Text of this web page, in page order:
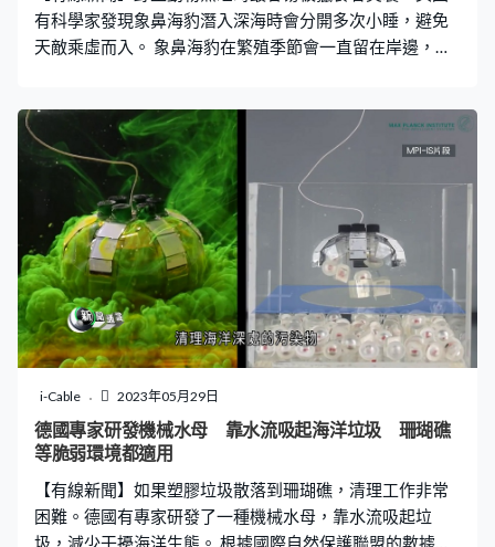
有科學家發現象鼻海豹潛入深海時會分開多次小睡，避免
天敵乘虛而入。 象鼻海豹在繁殖季節會一直留在岸邊，基
全不需要上岸。 問題是象鼻海豹有別於鯨魚及海豚，牠們
不懂一半大腦休息，另一半清醒，但又要避開鯊魚這類獵
食者，那麼象鼻海豹如何睡覺呢？加州大學的研究人員透
過記錄象鼻海豹的大腦活動，揭示牠們獨特的睡眠習慣。
研究員為13隻幼年雌性象鼻海豹戴上裝有感應設備的帽，
監測牠們在深海時的腦電波活動，結果發現海豹每次深潛
時會屏住呼吸短暫小睡約10分鐘，當牠們過渡至快速眼動
睡眠 ，因為肌肉暫時癱瘓，身體會開始螺旋式下降，但下
沉到海洋深處反而有助避開獵食者，直到體內的氧氣即將
耗盡時，象鼻海豹就會開始清醒，浮出水面呼吸。 在海中
的日子，象鼻海豹平均每天只睡兩個小時，和陸地上每天
睡10小時形成強烈對比，研究已刊登於《科學》期刊。
i-Cable 2023年05月29日
德國專家研發機械水母 靠水流吸起海洋垃圾 珊瑚礁
等脆弱環境都適用
【有線新聞】如果塑膠垃圾散落到珊瑚礁，清理工作非常
困難。德國有專家研發了一種機械水母，靠水流吸起垃
圾，減少干擾海洋生態。 根據國際自然保護聯盟的數據，